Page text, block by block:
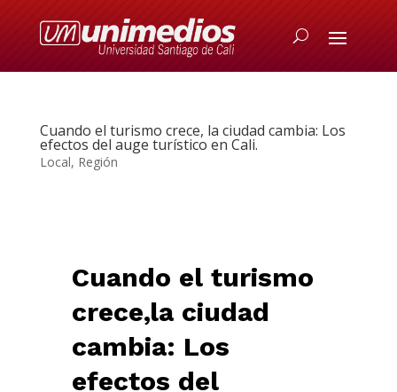
Cuando el turismo crece, la ciudad cambia: Los
efectos del auge turístico en Cali.
Local, Región
Cuando el turismo
crece,la ciudad
cambia: Los
efectos del